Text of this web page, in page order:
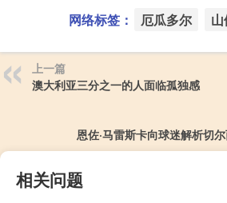
网络标签： 厄瓜多尔
上一篇
澳大利亚三分之一的人面临孤独感
恩佐·马雷斯卡向球迷解析切
相关问题